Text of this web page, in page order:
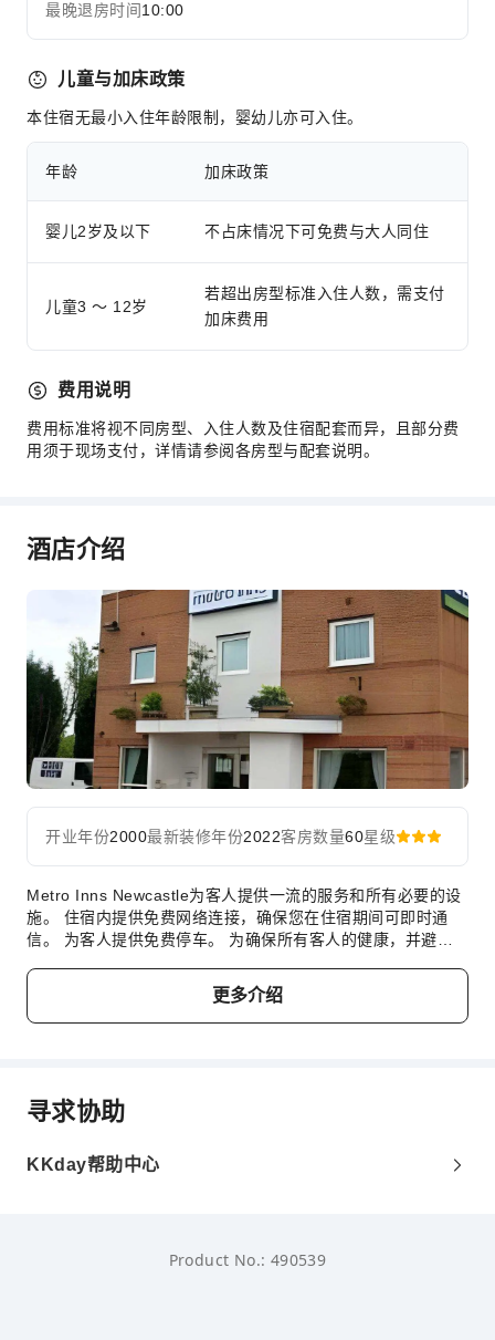
最晚退房时间10:00
儿童与加床政策
本住宿无最小入住年龄限制，婴幼儿亦可入住。
年龄 加床政策
婴儿2岁及以下 不占床情况下可免费与大人同住
儿童3 ～ 12岁
若超出房型标准入住人数，需支付
加床费用
费用说明
费用标准将视不同房型、入住人数及住宿配套而异，且部分费
用须于现场支付，详情请参阅各房型与配套说明。
酒店介绍
开业年份2000最新装修年份2022客房数量60星级
Metro Inns Newcastle为客人提供一流的服务和所有必要的设
施。 住宿内提供免费网络连接，确保您在住宿期间可即时通
信。 为客人提供免费停车。 为确保所有客人的健康，并避免
人和员工的健康和福祉，您仅可在指定区域吸烟。Metro Inns
Newcastle的每间住宿都经过精心打造和装饰，为您创造温馨
舒适的氛围。Metro Inns Newcastle的部分客房提供空调或寝
Metro Inns Newcastle内提供方便的自动售货机，24/7 提供价
格实惠的小零食。
更多介绍
寻求协助
KKday帮助中心
Product No.: 490539